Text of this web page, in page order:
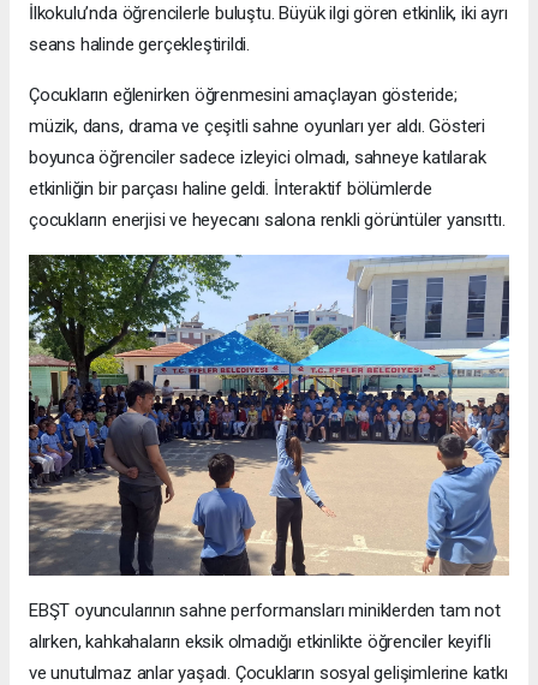
İlkokulu’nda öğrencilerle buluştu. Büyük ilgi gören etkinlik, iki ayrı
seans halinde gerçekleştirildi.
Çocukların eğlenirken öğrenmesini amaçlayan gösteride;
müzik, dans, drama ve çeşitli sahne oyunları yer aldı. Gösteri
boyunca öğrenciler sadece izleyici olmadı, sahneye katılarak
etkinliğin bir parçası haline geldi. İnteraktif bölümlerde
çocukların enerjisi ve heyecanı salona renkli görüntüler yansıttı.
EBŞT oyuncularının sahne performansları miniklerden tam not
alırken, kahkahaların eksik olmadığı etkinlikte öğrenciler keyifli
ve unutulmaz anlar yaşadı. Çocukların sosyal gelişimlerine katkı